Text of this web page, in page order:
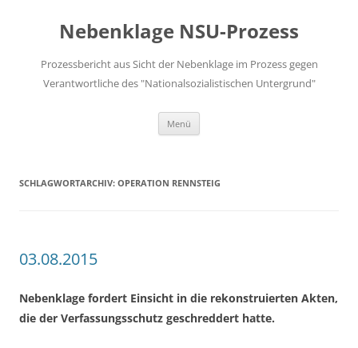
springenNebenklage NSU-Prozess
Prozessbericht aus Sicht der Nebenklage im Prozess gegen
Verantwortliche des "Nationalsozialistischen Untergrund"
Menü
SCHLAGWORTARCHIV: OPERATION RENNSTEIG
03.08.2015
Nebenklage fordert Einsicht in die rekonstruierten Akten,
die der Verfassungsschutz geschreddert hatte.